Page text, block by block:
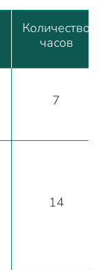
Количество
часов
7
14